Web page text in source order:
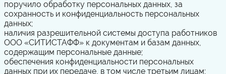
поручило обработку персональных данных, за
сохранность и конфиденциальность персональных
данных;
наличия разрешительной системы доступа работников
ООО «СИТИСТАФФ» к документам и базам данных,
содержащим персональные данные;
обеспечения конфиденциальности персональных
данных при их передаче, в том числе третьим лицам;